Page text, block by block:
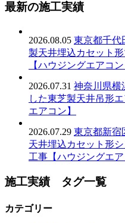
最新の施工実績
2026.08.05 東京都千代
製天井埋込カセット
【ハウジングエアコン
2026.07.31 神奈川県横
した東芝製天井吊形
エアコン】
2026.07.29 東京都新宿
天井埋込カセット形
工事【ハウジングエア
施工実績 タグ一覧
カテゴリー